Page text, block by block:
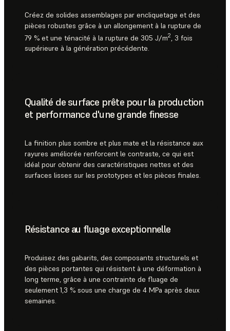
Créez de solides assemblages par encliquetage et des
pièces robustes grâce à un allongement à la rupture de
79 % et une ténacité à la rupture de 305 J/m2
, 3 fois
supérieure à la génération précédente.
Qualité de surface prête pour la production
et performance d'une grande finesse
La finition plus sombre et plus mate et la résistance aux
rayures améliorée renforcent le contraste, ce qui est
idéal pour obtenir des caractéristiques nettes et des
surfaces lisses sur les prototypes et les pièces finales.
Résistance au fluage exceptionnelle
Produisez des gabarits, des composants structurels et
des pièces portantes qui résistent à une déformation à
long terme, grâce à une contrainte de fluage de
seulement 1,3 % sous une charge de 4 MPa après deux
semaines.